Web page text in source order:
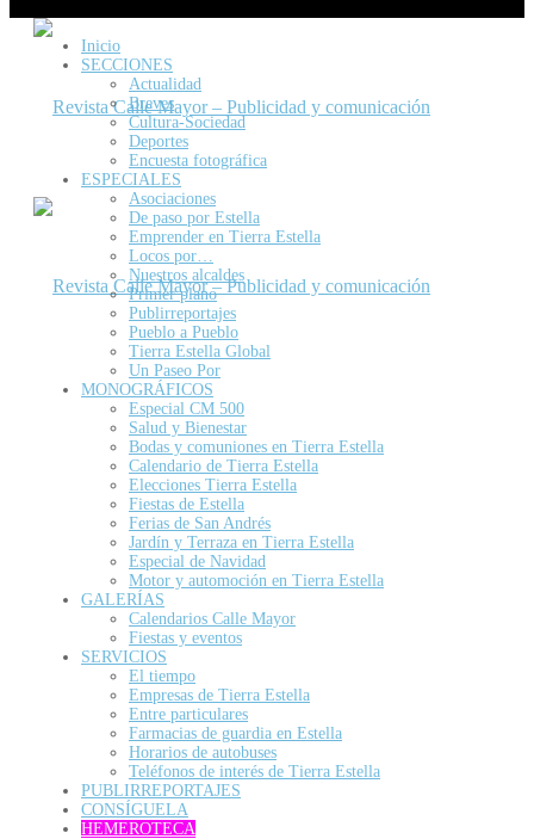
Inicio
SECCIONES
Actualidad
Breves
Cultura-Sociedad
Deportes
Encuesta fotográfica
ESPECIALES
Asociaciones
De paso por Estella
Emprender en Tierra Estella
Locos por…
Nuestros alcaldes
Primer plano
Publirreportajes
Pueblo a Pueblo
Tierra Estella Global
Un Paseo Por
MONOGRÁFICOS
Especial CM 500
Salud y Bienestar
Bodas y comuniones en Tierra Estella
Calendario de Tierra Estella
Elecciones Tierra Estella
Fiestas de Estella
Ferias de San Andrés
Jardín y Terraza en Tierra Estella
Especial de Navidad
Motor y automoción en Tierra Estella
GALERÍAS
Calendarios Calle Mayor
Fiestas y eventos
SERVICIOS
El tiempo
Empresas de Tierra Estella
Entre particulares
Farmacias de guardia en Estella
Horarios de autobuses
Teléfonos de interés de Tierra Estella
PUBLIRREPORTAJES
CONSÍGUELA
HEMEROTECA